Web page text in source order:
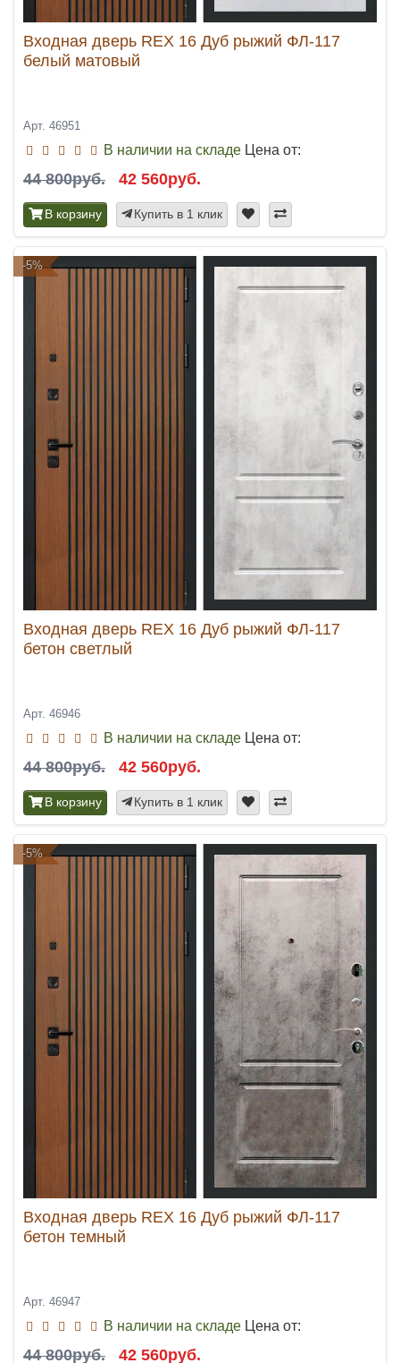
Входная дверь REX 16 Дуб рыжий ФЛ-117
белый матовый
Арт. 46951
В наличии на складе Цена от:
44 800руб. 42 560руб.
В корзину Купить в 1 клик
-5%
Входная дверь REX 16 Дуб рыжий ФЛ-117
бетон светлый
Арт. 46946
В наличии на складе Цена от:
44 800руб. 42 560руб.
В корзину Купить в 1 клик
-5%
Входная дверь REX 16 Дуб рыжий ФЛ-117
бетон темный
Арт. 46947
В наличии на складе Цена от:
44 800руб. 42 560руб.